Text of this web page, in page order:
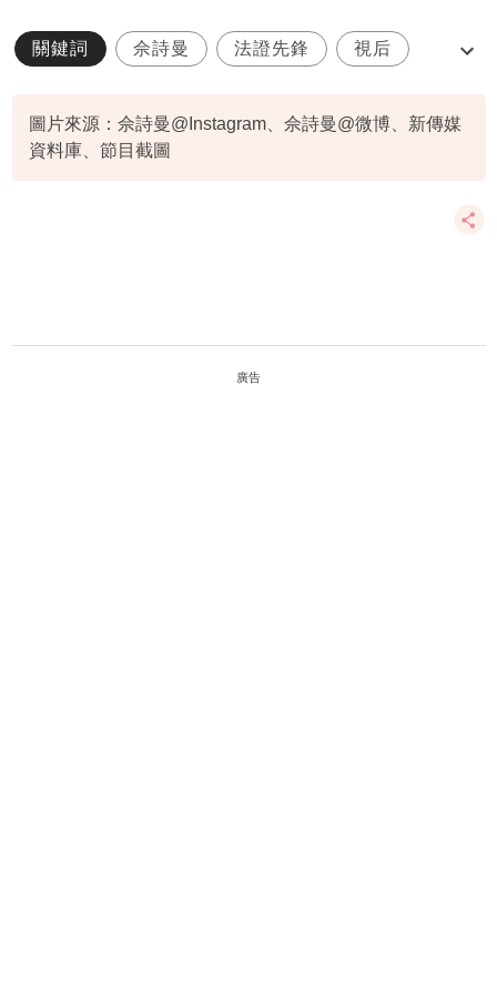
關鍵詞 佘詩曼 法證先鋒 視后
圖片來源：佘詩曼@Instagram、佘詩曼@微博、新傳媒
資料庫、節目截圖
廣告